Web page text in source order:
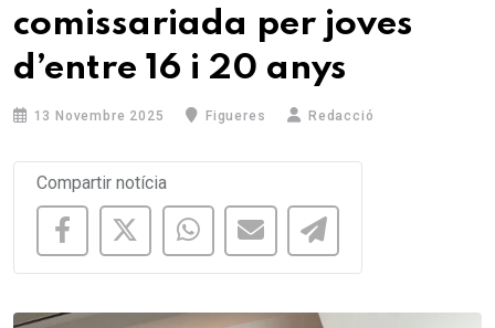
comissariada per joves
d’entre 16 i 20 anys
13 Novembre 2025 Figueres Redacció
Compartir notícia